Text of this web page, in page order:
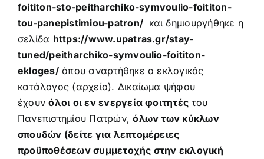
foititon-sto-peitharchiko-symvoulio-foititon-
tou-panepistimiou-patron/ και δημιουργήθηκε η
σελίδα https://www.upatras.gr/stay-
tuned/peitharchiko-symvoulio-foititon-
ekloges/όπου αναρτήθηκε ο εκλογικός
κατάλογος (αρχείο). Δικαίωμα ψήφου
έχουνόλοι οι εν ενεργεία φοιτητές του
Πανεπιστημίου Πατρών,όλων των κύκλων
σπουδών (δείτε για λεπτομέρειες
προϋποθέσεων συμμετοχής στην εκλογική